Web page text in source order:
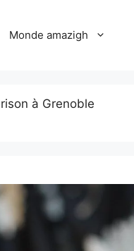
Monde amazigh
à Grenoble